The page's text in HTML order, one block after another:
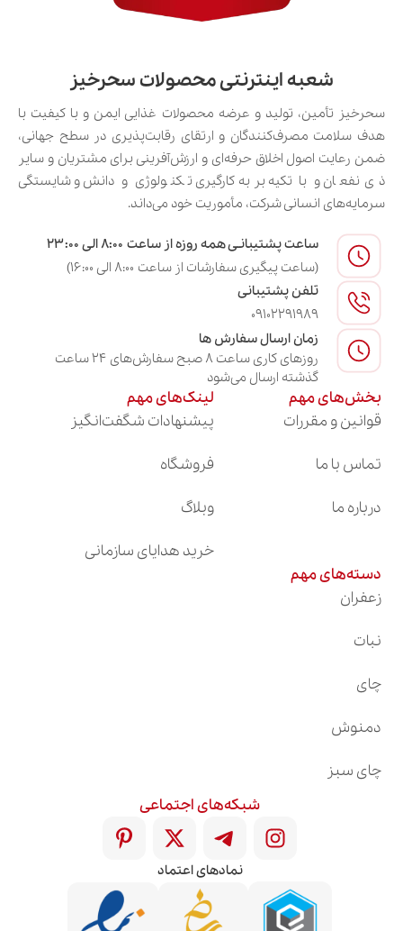
شعبه اینترنتی محصولات سحرخیز
سحرخیز تأمین، تولید و عرضه محصولات غذایی ایمن و با کیفیت با
هدف سلامت مصرف‌کنندگان و ارتقای رقابت‌پذیری در سطح جهانی،
ضمن رعایت اصول اخلاق حرفه‌ای و ارزش‌آفرینی برای مشتریان و سایر
ذی‌نفعان و با تکیه بر به‌کارگیری تکنولوژی و دانش و شایستگی
سرمایه‌های انسانی شرکت، مأموریت خود می‌داند.
ساعت پشتیبانـی همه روزه از ساعت ۸:۰۰ الی ۲۳:۰۰
(ساعت پیگیری سفارشات از ساعت ۸:۰۰ الی ۱۶:۰۰)
تلفن پشتیبانی
09102291989
زمان ارسال سفارش ها
روزهای کاری ساعت ۸ صبح سفارش‌های ۲۴ ساعت
گذشته ارسال می‌شود
بخش‌های مهم
قوانین و مقررات
تماس با ما
درباره ما
لینک‌های مهم
پیشنهادات شگفت‌انگیز
فروشگاه
وبلاگ
خرید هدایای سازمانی
دسته‌های مهم
زعفران
نبات
چای
دمنوش
چای سبز
شبکه‌های اجتماعی
نمادهای اعتماد